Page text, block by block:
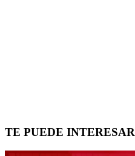
TE PUEDE INTERESAR